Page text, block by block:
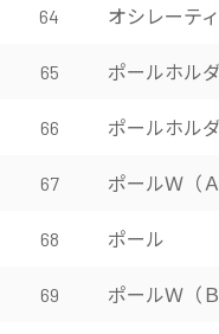
64 オシレーテ
65 ポールホル
66 ポールホル
67 ポールＷ（Ａ
68 ポール
69 ポールＷ（Ｂ